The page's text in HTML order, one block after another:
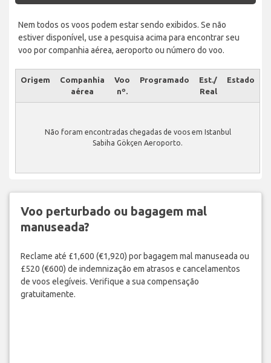
Nem todos os voos podem estar sendo exibidos. Se não
estiver disponível, use a pesquisa acima para encontrar seu
voo por companhia aérea, aeroporto ou número do voo.
Origem
Companhia
aérea
Voo
nº.
Programado
Est./
Real
Estado
Não foram encontradas chegadas de voos em Istanbul
Sabiha Gökçen Aeroporto.
Voo perturbado ou bagagem mal
manuseada?
Reclame até £1,600 (€1,920) por bagagem mal manuseada ou
£520 (€600) de indemnização em atrasos e cancelamentos
de voos elegíveis. Verifique a sua compensação
gratuitamente.